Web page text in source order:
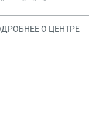
О ЦЕНТРЕ